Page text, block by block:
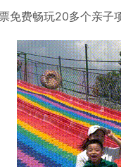
费畅玩20多个亲子项